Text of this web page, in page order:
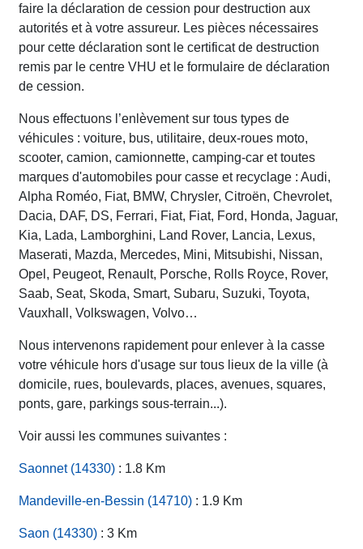
faire la déclaration de cession pour destruction aux
autorités et à votre assureur. Les pièces nécessaires
pour cette déclaration sont le certificat de destruction
remis par le centre VHU et le formulaire de déclaration
de cession.
Nous effectuons l’enlèvement sur tous types de
véhicules : voiture, bus, utilitaire, deux-roues moto,
scooter, camion, camionnette, camping-car et toutes
marques d'automobiles pour casse et recyclage : Audi,
Alpha Roméo, Fiat, BMW, Chrysler, Citroën, Chevrolet,
Dacia, DAF, DS, Ferrari, Fiat, Fiat, Ford, Honda, Jaguar,
Kia, Lada, Lamborghini, Land Rover, Lancia, Lexus,
Maserati, Mazda, Mercedes, Mini, Mitsubishi, Nissan,
Opel, Peugeot, Renault, Porsche, Rolls Royce, Rover,
Saab, Seat, Skoda, Smart, Subaru, Suzuki, Toyota,
Vauxhall, Volkswagen, Volvo…
Nous intervenons rapidement pour enlever à la casse
votre véhicule hors d'usage sur tous lieux de la ville (à
domicile, rues, boulevards, places, avenues, squares,
ponts, gare, parkings sous-terrain...).
Voir aussi les communes suivantes :
Saonnet (14330) : 1.8 Km
Mandeville-en-Bessin (14710) : 1.9 Km
Saon (14330) : 3 Km